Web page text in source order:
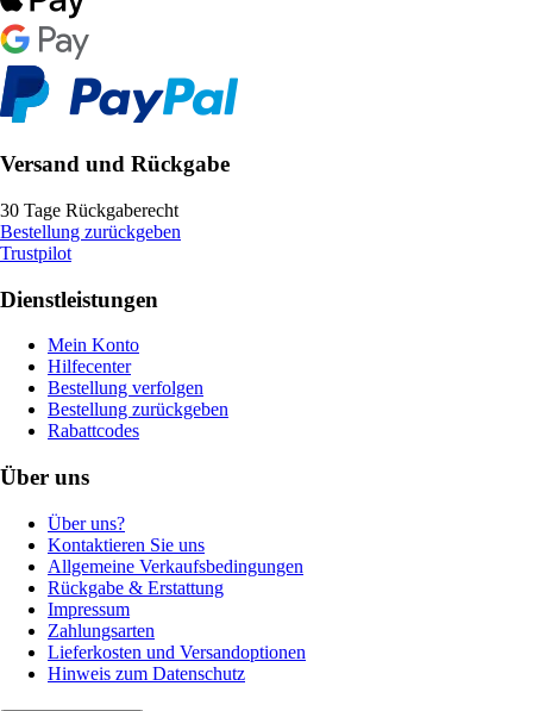
Versand und Rückgabe
30 Tage Rückgaberecht
Bestellung zurückgeben
Trustpilot
Dienstleistungen
Mein Konto
Hilfecenter
Bestellung verfolgen
Bestellung zurückgeben
Rabattcodes
Über uns
Über uns?
Kontaktieren Sie uns
Allgemeine Verkaufsbedingungen
Rückgabe & Erstattung
Impressum
Zahlungsarten
Lieferkosten und Versandoptionen
Hinweis zum Datenschutz